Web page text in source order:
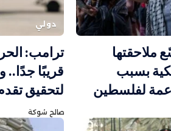
ملاحقتها
بسبب
لفلسطين
دولي
ترامب:
قريبًا
لتحقيق
صالح شوكة